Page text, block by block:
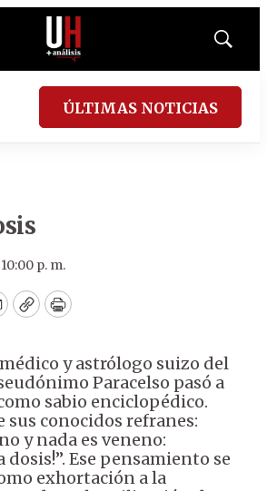
Mostrar
ÚLTIMAS NOTICIAS
p. m.
CopyPrint
y astrólogo suizo del
Paracelso pasó a
sabio enciclopédico.
sus conocidos refranes:
y nada es veneno:
dosis!”. Ese pensamiento se
exhortación a la